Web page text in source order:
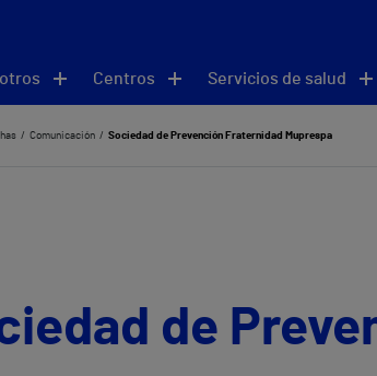
Centros Servicios de salud
Comunicación Sociedad de Prevención Fraternidad Muprespa
de